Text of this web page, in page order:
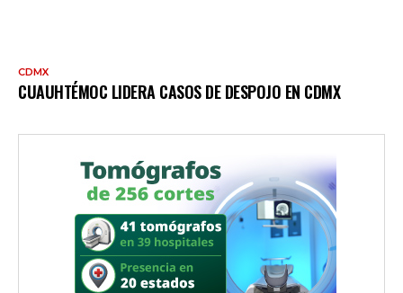
CDMX
CUAUHTÉMOC LIDERA CASOS DE DESPOJO EN CDMX